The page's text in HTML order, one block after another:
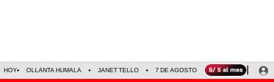
HOY OLLANTA HUMALA JANET TELLO 7 DE AGOSTO TINKA RESULTADOS